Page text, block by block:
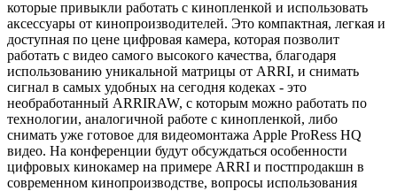
которые привыкли работать с кинопленкой и использовать
аксессуары от кинопроизводителей. Это компактная, легкая и
доступная по цене цифровая камера, которая позволит
работать с видео самого высокого качества, благодаря
использованию уникальной матрицы от ARRI, и снимать
сигнал в самых удобных на сегодня кодеках - это
необработанный ARRIRAW, с которым можно работать по
технологии, аналогичной работе с кинопленкой, либо
снимать уже готовое для видеомонтажа Apple ProRess HQ
видео. На конференции будут обсуждаться особенности
цифровых кинокамер на примере ARRI и постпродакшн в
современном кинопроизводстве, вопросы использования